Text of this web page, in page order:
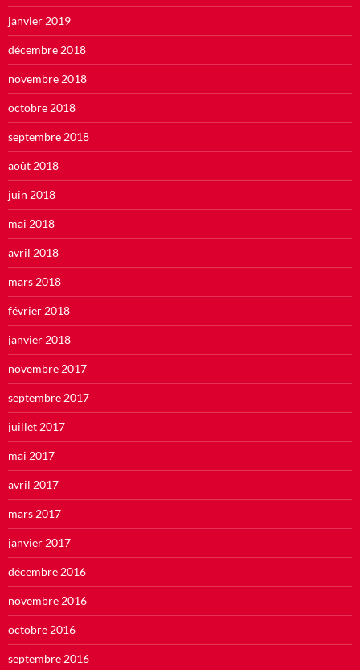
janvier 2019
décembre 2018
novembre 2018
octobre 2018
septembre 2018
août 2018
juin 2018
mai 2018
avril 2018
mars 2018
février 2018
janvier 2018
novembre 2017
septembre 2017
juillet 2017
mai 2017
avril 2017
mars 2017
janvier 2017
décembre 2016
novembre 2016
octobre 2016
septembre 2016